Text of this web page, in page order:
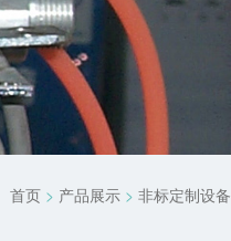
首页> 产品展示> 非标定制设备